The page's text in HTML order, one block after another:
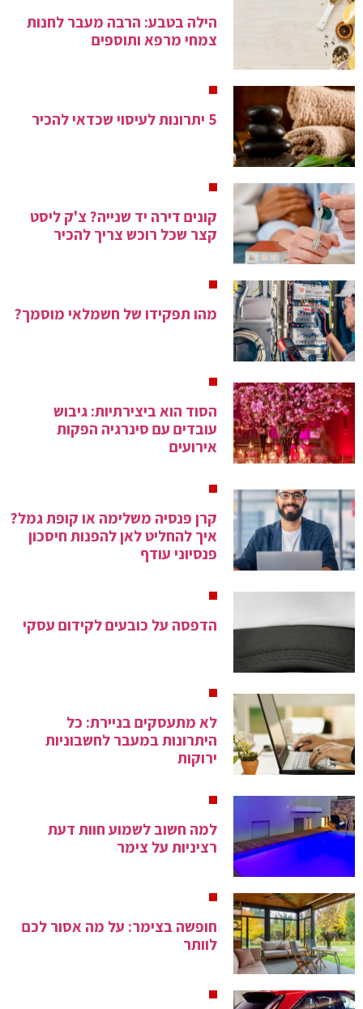
הילה בטבע: הרבה מעבר לחנות
צמחי מרפא ותוספים
5 יתרונות לעיסוי שכדאי להכיר
קונים דירה יד שנייה? צ'ק ליסט
קצר שכל רוכש צריך להכיר
מהו תפקידו של חשמלאי מוסמך?
הסוד הוא ביצירתיות: גיבוש
עובדים עם סינרגיה הפקות
אירועים
קרן פנסיה משלימה או קופת גמל?
איך להחליט לאן להפנות חיסכון
פנסיוני עודף
הדפסה על כובעים לקידום עסקי
לא מתעסקים בניירת: כל
היתרונות במעבר לחשבוניות
ירוקות
למה חשוב לשמוע חוות דעת
רציניות על צימר
חופשה בצימר: על מה אסור לכם
לוותר